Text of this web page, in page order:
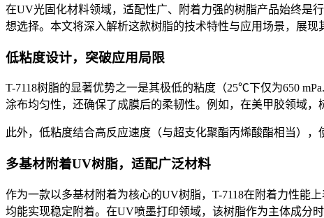
在UV光固化材料领域，适配性广、附着力强的树脂产品始终是行
想选择。本文将深入解析这款树脂的技术特性与应用场景，展
低粘度设计，突破应用局限
T-7118树脂的显著优势之一是其极低的粘度（25℃ 下仅为650
涂布均匀性，还确保了成膜后的柔韧性。例如，在美甲胶领域
此外，低粘度结合高反应速度（与超支化聚酯丙烯酸酯相当），
多基材附着UV树脂，适配广泛材料
作为一款以多基材附着为核心的UV树脂， T-7118在附着力性能
均能实现稳定附着。在UV喷墨打印领域，该树脂作为主体成分